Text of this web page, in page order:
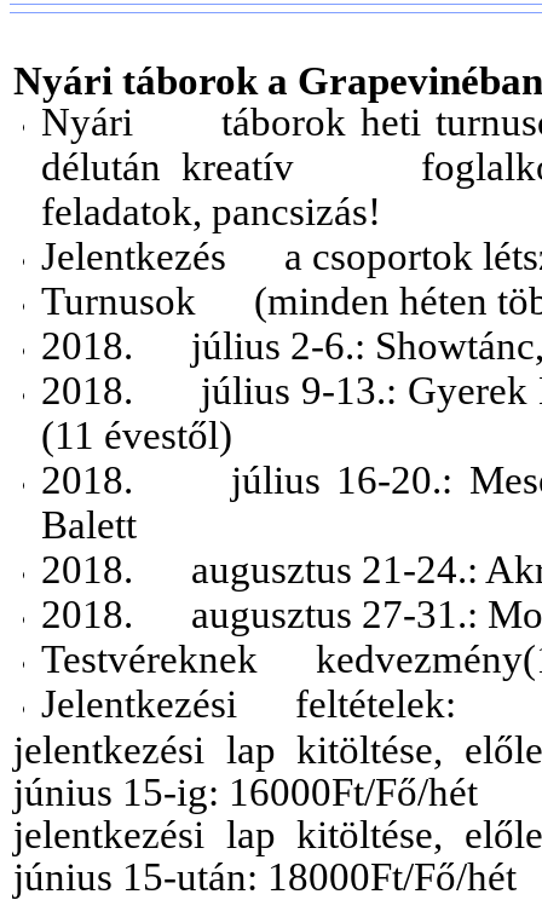
Nyári táborok a
Nyári táborok heti
délután kreatív
feladatok, pancsizás!
Jelentkezés a csoportok
Turnusok (minden héten
2018. július 2-6.:
2018. július 9-13.: Gyerek
(11 évestől)
2018. július 16-20.:
Balett
2018. augusztus 21-24.:
2018. augusztus 27-31.:
Testvéreknek
Jelentkezési feltételek:
jelentkezési lap kitöltése,
június 15-ig: 16000Ft/Fő/hét
jelentkezési lap kitöltése,
június 15-után: 18000Ft/Fő/hét